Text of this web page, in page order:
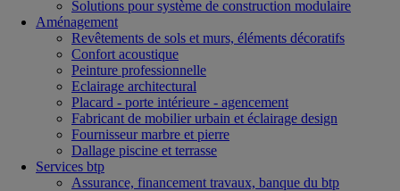
Solutions pour système de construction modulaire
Aménagement
Revêtements de sols et murs, éléments décoratifs
Confort acoustique
Peinture professionnelle
Eclairage architectural
Placard - porte intérieure - agencement
Fabricant de mobilier urbain et éclairage design
Fournisseur marbre et pierre
Dallage piscine et terrasse
Services btp
Assurance, financement travaux, banque du btp